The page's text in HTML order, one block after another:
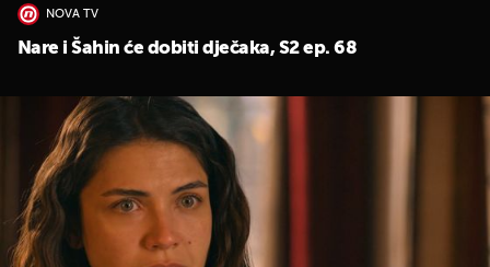
NOVA TV
Nare i Šahin će dobiti dječaka, S2 ep. 68